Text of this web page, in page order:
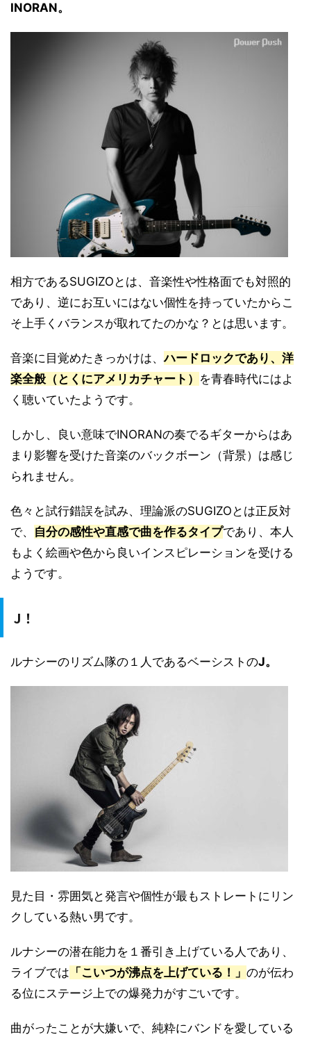
INORAN。
相方であるSUGIZOとは、音楽性や性格面でも対照的
であり、逆にお互いにはない個性を持っていたからこ
そ上手くバランスが取れてたのかな？とは思います。
音楽に目覚めたきっかけは、ハードロックであり、洋
楽全般（とくにアメリカチャート） を青春時代にはよ
く聴いていたようです。
しかし、良い意味でINORANの奏でるギターからはあ
まり影響を受けた音楽のバックボーン（背景）は感じ
られません。
色々と試行錯誤を試み、理論派のSUGIZOとは正反対
で、 自分の感性や直感で曲を作るタイプであり、本人
もよく絵画や色から良いインスピレーションを受ける
ようです。
J！
ルナシーのリズム隊の１人であるベーシストのJ。
見た目・雰囲気と発言や個性が最もストレートにリン
クしている熱い男です。
ルナシーの潜在能力を１番引き上げている人であり、
ライブでは 「こいつが沸点を上げている！」 のが伝わ
る位にステージ上での爆発力がすごいです。
曲がったことが大嫌いで、純粋にバンドを愛している